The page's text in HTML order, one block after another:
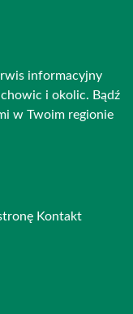
informacyjny
i okolic. Bądź
w Twoim regionie
Kontakt